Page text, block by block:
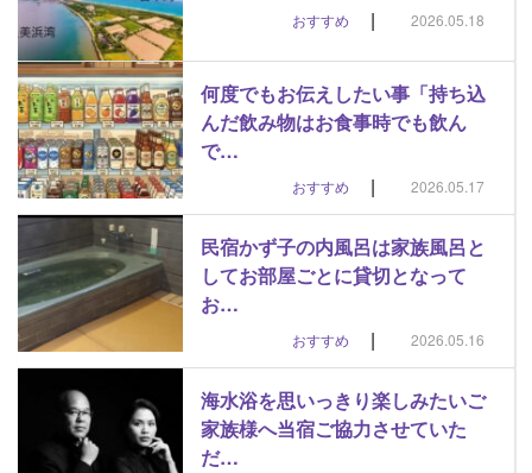
おすすめ | 2026.05.18
何度でもお伝えしたい事「持ち込
んだ飲み物はお食事時でも飲ん
で…
おすすめ | 2026.05.17
民宿かず子の内風呂は家族風呂と
してお部屋ごとに貸切となって
お…
おすすめ | 2026.05.16
海水浴を思いっきり楽しみたいご
家族様へ当宿ご協力させていた
だ…